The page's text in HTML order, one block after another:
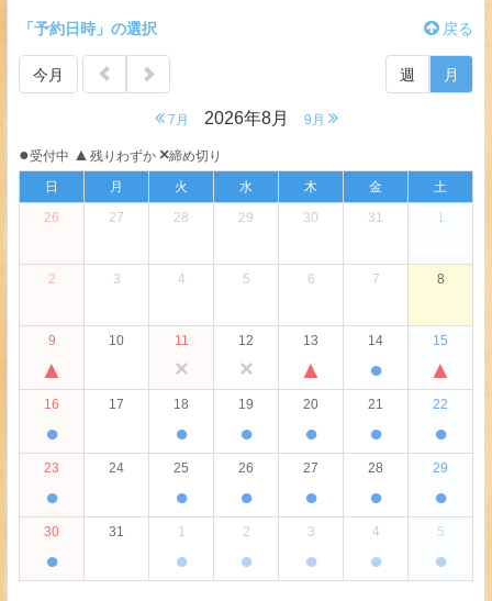
戻る
「予約日時」の選択
今月
7月 2026年8月 9月
週 月
●受付中 ▲ 残りわずか ×締め切り
日
月 火 水 木 金
土
26
27 28 29 30 31 1
2 3 4 5 6 7 8
9
▲
10 11
×
12
×
13
▲
14
●
15
▲
16
●
17 18
●
19
●
20
●
21
●
22
●
23
●
24 25
●
26
●
27
●
28
●
29
●
30
●
31 1
●
2
●
3
●
4
●
5
●